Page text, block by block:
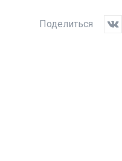
Поделиться